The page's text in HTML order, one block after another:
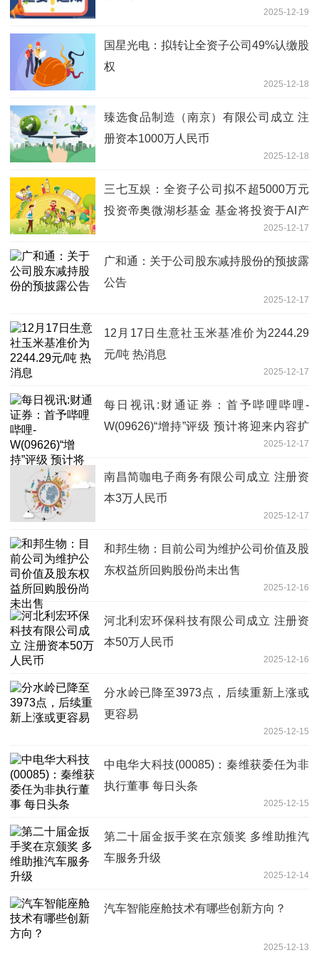
2025-12-19
国星光电：拟转让全资子公司49%认缴股
权
2025-12-18
臻选食品制造（南京）有限公司成立 注
册资本1000万人民币
2025-12-18
三七互娱：全资子公司拟不超5000万元
投资帝奥微湖杉基金 基金将投资于AI产
2025-12-17
广和通：关于公司股东减持股份的预披露
公告
2025-12-17
12月17日生意社玉米基准价为2244.29
元/吨 热消息
2025-12-17
每日视讯:财通证券：首予哔哩哔哩-
W(09626)“增持”评级 预计将迎来内容扩
2025-12-17
南昌简咖电子商务有限公司成立 注册资
本3万人民币
2025-12-17
和邦生物：目前公司为维护公司价值及股
东权益所回购股份尚未出售
2025-12-16
河北利宏环保科技有限公司成立 注册资
本50万人民币
2025-12-16
分水岭已降至3973点，后续重新上涨或
更容易
2025-12-15
中电华大科技(00085)：秦维获委任为非
执行董事 每日头条
2025-12-15
第二十届金扳手奖在京颁奖 多维助推汽
车服务升级
2025-12-14
汽车智能座舱技术有哪些创新方向？
2025-12-13